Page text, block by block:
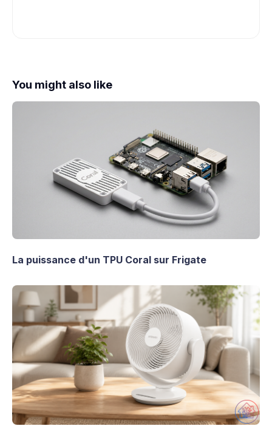
You might also like
La puissance d'un TPU Coral sur Frigate